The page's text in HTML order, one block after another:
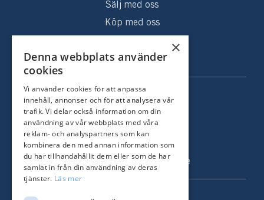
Sälj med oss
Köp med oss
Om oss
KONTAKT
Strandvägen 67
115 23 Stockholm
Tel: +46 8 731 51 00
info@nordstrandsmakleri.se
×
Denna webbplats använder
cookies
Vi använder cookies för att anpassa
innehåll, annonser och för att analysera vår
trafik. Vi delar också information om din
användning av vår webbplats med våra
reklam- och analyspartners som kan
kombinera den med annan information som
du har tillhandahållit dem eller som de har
samlat in från din användning av deras
tjänster. Läs mer